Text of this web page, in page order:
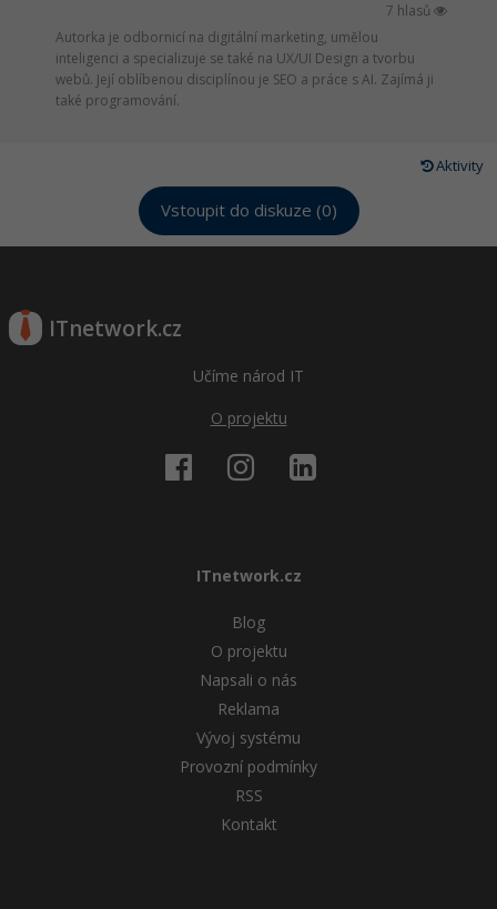
7 hlasů
Autorka je odbornicí na digitální marketing, umělou
inteligenci a specializuje se také na UX/UI Design a tvorbu
webů. Její oblíbenou disciplínou je SEO a práce s AI. Zajímá ji
také programování.
Aktivity
Vstoupit do diskuze (0)
ITnetwork.cz
Učíme národ IT
O projektu
ITnetwork.cz
Blog
O projektu
Napsali o nás
Reklama
Vývoj systému
Provozní podmínky
RSS
Kontakt